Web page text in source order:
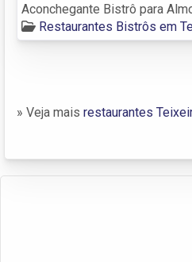
Aconchegante Bistrô para
Restaurantes Bistrôs em
» Veja mais restaurantes